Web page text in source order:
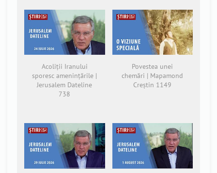
Acoliții Iranului
sporesc amenințările |
Jerusalem Dateline
738
Povestea unei
chemări | Mapamond
Creștin 1149